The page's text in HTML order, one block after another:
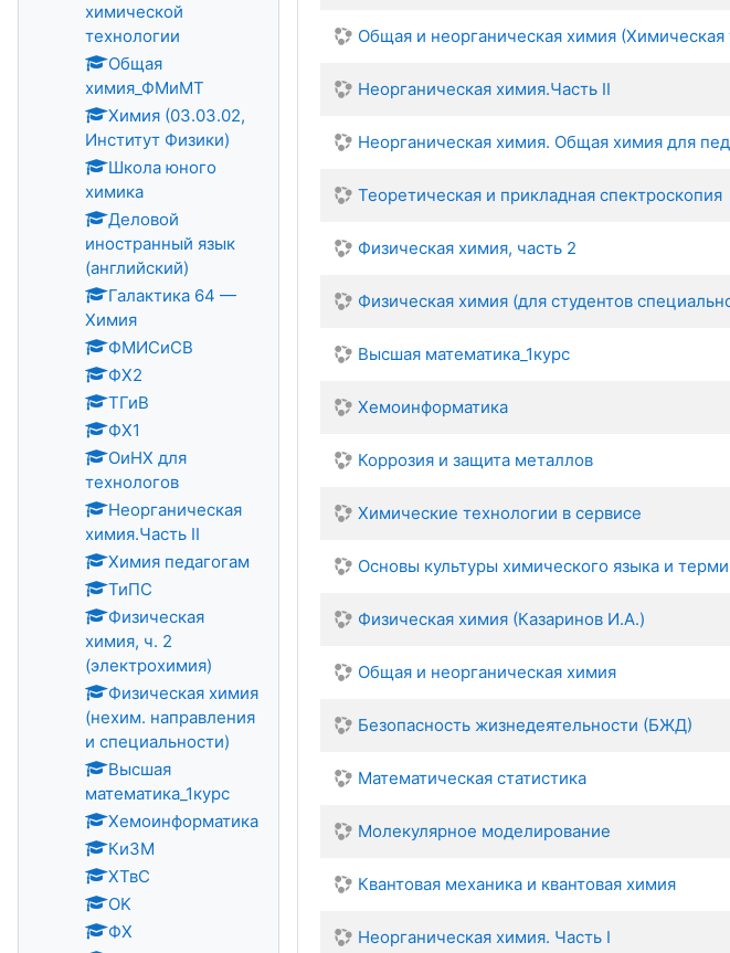
Общая и неорганическая химия (Химическая
Неорганическая химия.Часть II
Неорганическая химия. Общая химия для
Теоретическая и прикладная спектроскопия
Физическая химия, часть 2
Физическая химия (для студентов
Высшая математика_1курс
Хемоинформатика
Коррозия и защита металлов
Химические технологии в сервисе
Основы культуры химического языка и
Физическая химия (Казаринов И.А.)
Общая и неорганическая химия
Безопасность жизнедеятельности (БЖД)
Математическая статистика
Молекулярное моделирование
Квантовая механика и квантовая химия
Неорганическая химия. Часть I
химической
технологии
Общая
химия_ФМиМТ
Химия (03.03.02,
Институт Физики)
Школа юного
химика
Деловой
иностранный язык
(английский)
Галактика 64 —
Химия
ФМИСиСВ
ФХ2
ТГиВ
ФХ1
ОиНХ для
технологов
Неорганическая
химия.Часть II
Химия педагогам
ТиПС
Физическая
химия, ч. 2
(электрохимия)
Физическая химия
(нехим. направления
и специальности)
Высшая
математика_1курс
Хемоинформатика
КиЗМ
ХТвС
OK
ФХ